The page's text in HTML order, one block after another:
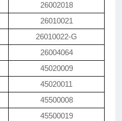
26002018
26010021
26010022-G
26004064
45020009
45020011
45500008
45500019